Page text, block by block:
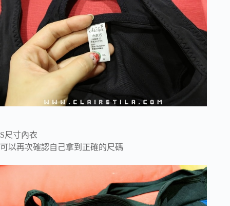
S尺寸內衣
可以再次確認自己拿到正確的尺碼